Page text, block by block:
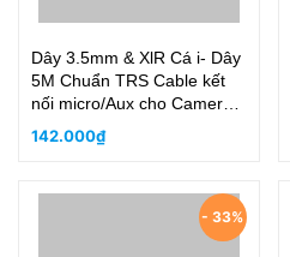
Dây 3.5mm & XlR Cá i- Dây
5M Chuẩn TRS Cable kết
nối micro/Aux cho Camera
& PC, nhận đủ 2 kênh
142.000₫
- 33%